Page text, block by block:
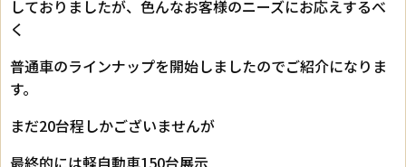
しておりましたが、色んなお客様のニーズにお応えするべ
く
普通車のラインナップを開始しましたのでご紹介になりま
す。
まだ20台程しかございませんが
最終的には軽自動車150台展示